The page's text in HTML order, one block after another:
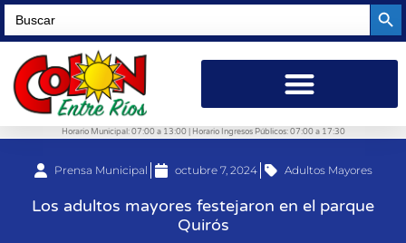
Search
for:
Horario Municipal: 07:00 a 13:00 | Horario Ingresos Públicos: 07:00 a 17:30
Prensa Municipal octubre 7, 2024 Adultos Mayores
Los adultos mayores festejaron en el parque
Quirós